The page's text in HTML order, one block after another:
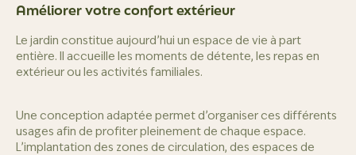
Améliorer votre confort extérieur
Le jardin constitue aujourd’hui un espace de vie à part
entière. Il accueille les moments de détente, les repas en
extérieur ou les activités familiales.
Une conception adaptée permet d’organiser ces différents
usages afin de profiter pleinement de chaque espace.
L’implantation des zones de circulation, des espaces de